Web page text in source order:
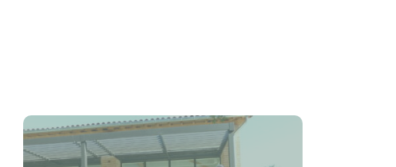
Voir la page Rejoindre une association